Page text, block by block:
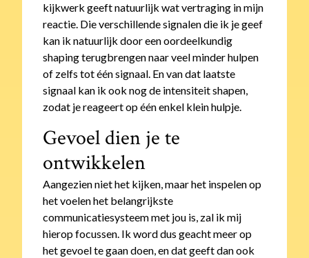
kijkwerk geeft natuurlijk wat vertraging in mijn
reactie. Die verschillende signalen die ik je geef
kan ik natuurlijk door een oordeelkundig
shaping terugbrengen naar veel minder hulpen
of zelfs tot één signaal. En van dat laatste
signaal kan ik ook nog de intensiteit shapen,
zodat je reageert op één enkel klein hulpje.
Gevoel dien je te
ontwikkelen
Aangezien niet het kijken, maar het inspelen op
het voelen het belangrijkste
communicatiesysteem met jou is, zal ik mij
hierop focussen. Ik word dus geacht meer op
het gevoel te gaan doen, en dat geeft dan ook